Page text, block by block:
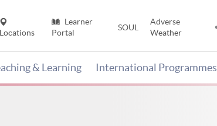
Locations
Learner
Portal
SOUL
Adverse
Weather
& Learning International Programmes